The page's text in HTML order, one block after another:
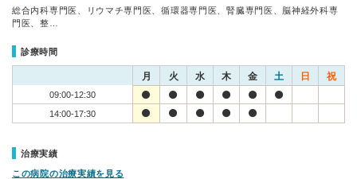
総合内科専門医、リウマチ専門医、循環器専門医、腎臓専門医、脳神経外科専
門医、整…
診療時間
月 火 水 木 金 土 日 祝
09:00-12:30
14:00-17:30
治療実績
この病院の治療実績を見る